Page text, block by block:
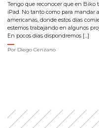
Tengo que reconocer que en Biko
iPad. No tanto como para mandar
americanas, donde estos días
estemos trabajando en algunos
En pocos días dispondremos […]
Por Diego Cenzano